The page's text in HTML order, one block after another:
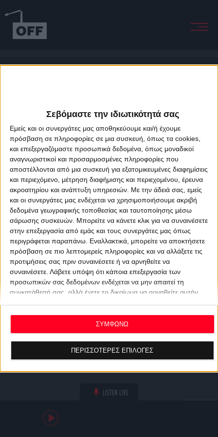
Σεβόμαστε την ιδιωτικότητά σας
Εμείς και οι συνεργάτες μας αποθηκεύουμε και/ή έχουμε
πρόσβαση σε πληροφορίες σε μια συσκευή, όπως τα cookies,
και επεξεργαζόμαστε προσωπικά δεδομένα, όπως μοναδικοί
αναγνωριστικοί και προσαρμοσμένες πληροφορίες που
αποστέλλονται από μια συσκευή για εξατομικευμένες διαφημίσεις
και περιεχόμενο, μέτρηση διαφήμισης και περιεχομένου, έρευνα
ακροατηρίου και ανάπτυξη υπηρεσιών. Με την άδειά σας, εμείς
και οι συνεργάτες μας ενδέχεται να χρησιμοποιήσουμε ακριβή
δεδομένα γεωγραφικής τοποθεσίας και ταυτοποίησης μέσω
σάρωσης συσκευών. Μπορείτε να κάνετε κλικ για να συναινέσετε
στην επεξεργασία από εμάς και τους συνεργάτες μας όπως
περιγράφεται παραπάνω. Εναλλακτικά, μπορείτε να αποκτήσετε
πρόσβαση σε πιο λεπτομερείς πληροφορίες και να αλλάξετε τις
προτιμήσεις σας πριν συναινέσετε ή να αρνηθείτε να
συναινέσετε. Λάβετε υπόψη ότι κάποια επεξεργασία των
προσωπικών σας δεδομένων ενδέχεται να μην απαιτεί τη
συγκατάθεσή σας, αλλά έχετε το δικαίωμα να αρνηθείτε αυτήν
ανακαλέσετε τη συγκατάθεσή σας ανά πάσα στιγμή
επιστρέφοντας σε αυτόν τον ιστότοπο και κάνοντας κλικ στο
κουμπί "Απορρήτου" στο κάτω μέρος της ιστοσελίδας.
ΠΕΡΙΣΣΟΤΕΡΕΣ ΕΠΙΛΟΓΕΣ
ΣΥΜΦΩΝΩ
LISTEN LIVE
About Offradio Business Class Terms & Conditions
Privacy Policy
Designed & developed byporcupine colors&Fotis Alexandrou